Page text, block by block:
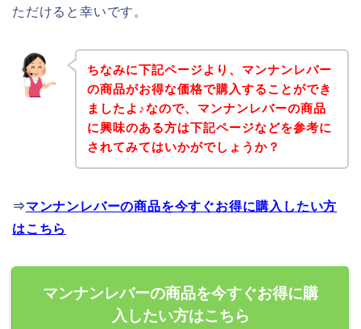
ただけると幸いです。
ちなみに下記ページより、マンナンレバー
の商品がお得な価格で購入することができ
ましたよ♪なので、マンナンレバーの商品
に興味のある方は下記ページなどを参考に
されてみてはいかがでしょうか？
⇒マンナンレバーの商品を今すぐお得に購入したい方
はこちら
マンナンレバーの商品を今すぐお得に購
入したい方はこちら